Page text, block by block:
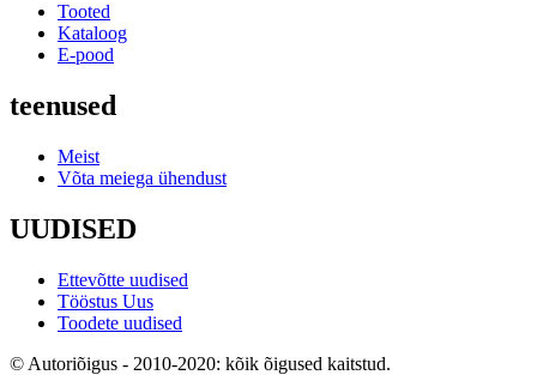
Tooted
Kataloog
E-pood
teenused
Meist
Võta meiega ühendust
UUDISED
Ettevõtte uudised
Tööstus Uus
Toodete uudised
© Autoriõigus - 2010-2020: kõik õigused kaitstud.